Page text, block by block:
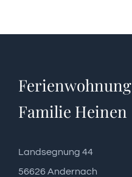
Ferienwohnung
Familie Heinen
Landsegnung 44
56626 Andernach